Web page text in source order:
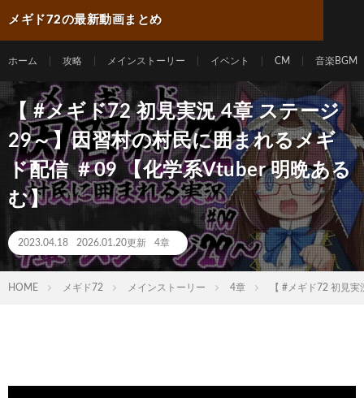
メギド72の最新動画まとめ
ホーム 攻略 メインストーリー イベント CM 音楽BGM
【 #メギド72 初見実況 4章 ステージ
29～】因習村の村民に囲まれるメギ
ド配信 ＃09 【化学系Vtuber 明晩ある
む】
2023.04.18 2026.01.20更新 4章
HOME メギド72 メインストーリー 4章 【 #メギド72 初見